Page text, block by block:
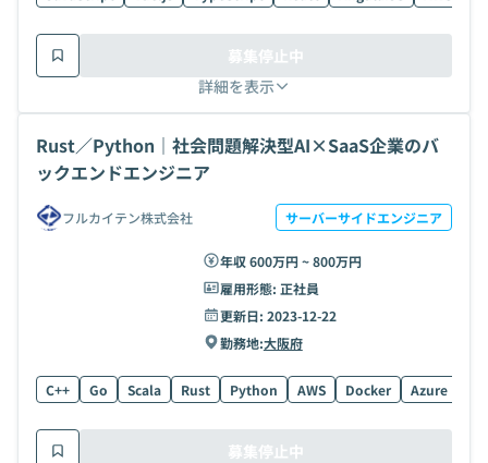
詳細を表示
募集停止中
Rust／Python｜社会問題解決型AI×SaaS企業のバ
ックエンドエンジニア
フルカイテン株式会社 サーバーサイドエンジニア
年収 600万円 ~ 800万円
雇用形態: 正社員
更新日: 2023-12-22
勤務地:大阪府
C++ Go Scala Rust Python AWS Docker Azure
募集停止中